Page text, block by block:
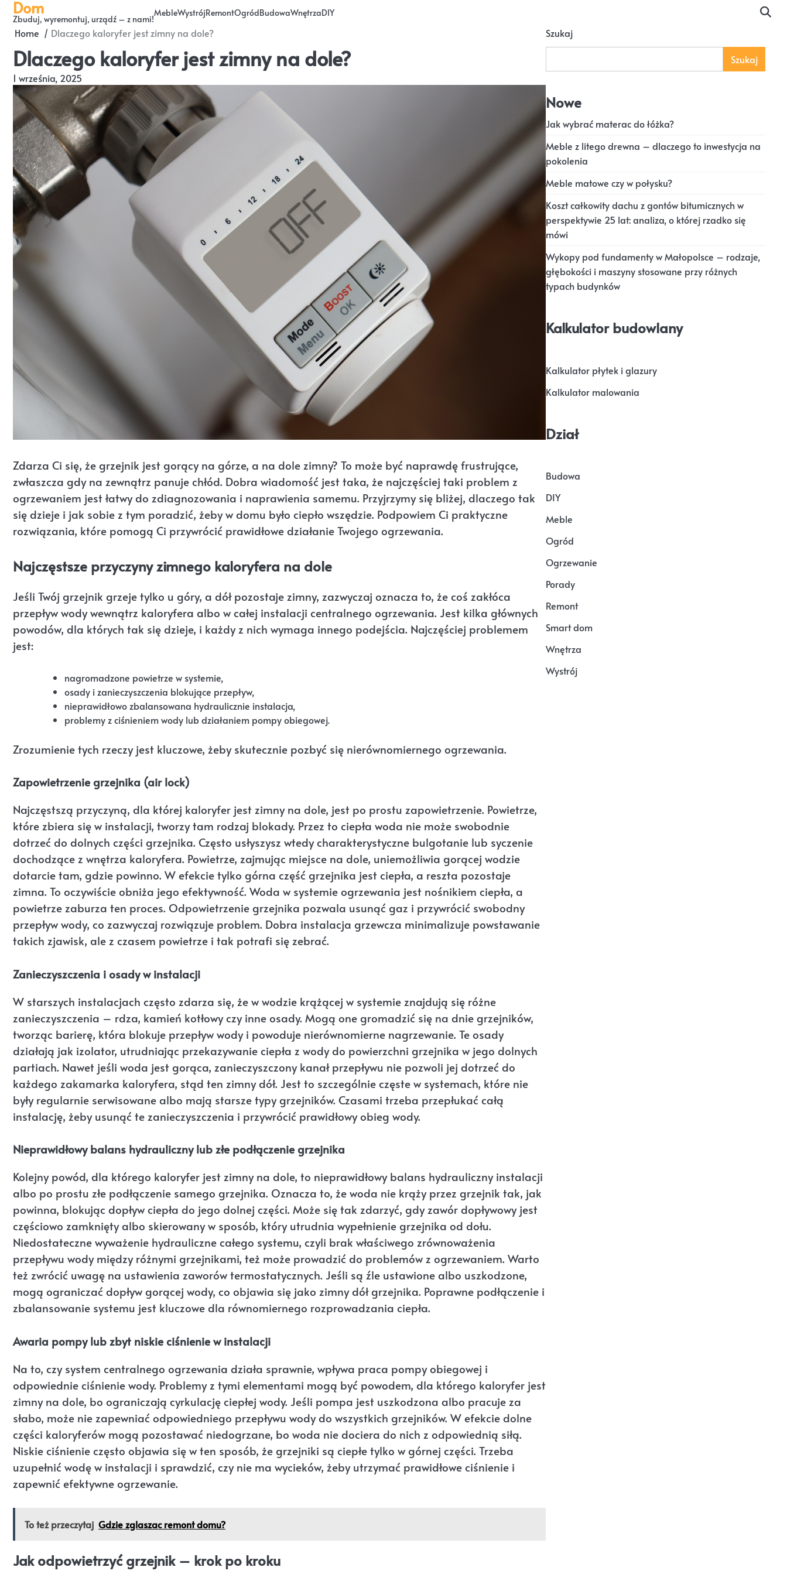
Skip
content
Dom
Zbuduj, wyremontuj, urządź – z nami!
MebleWystrójRemontOgródBudowaWnętrzaDIY
Home Dlaczego kaloryfer jest zimny na dole?
Dlaczego kaloryfer jest zimny na dole?
1 września, 2025
Zdarza Ci się, że grzejnik jest gorący na górze, a na dole zimny? To może być naprawdę frustrujące,
zwłaszcza gdy na zewnątrz panuje chłód. Dobra wiadomość jest taka, że najczęściej taki problem z
ogrzewaniem jest łatwy do zdiagnozowania i naprawienia samemu. Przyjrzymy się bliżej, dlaczego tak
się dzieje i jak sobie z tym poradzić, żeby w domu było ciepło wszędzie. Podpowiem Ci praktyczne
rozwiązania, które pomogą Ci przywrócić prawidłowe działanie Twojego ogrzewania.
Najczęstsze przyczyny zimnego kaloryfera na dole
Jeśli Twój grzejnik grzeje tylko u góry, a dół pozostaje zimny, zazwyczaj oznacza to, że coś zakłóca
przepływ wody wewnątrz kaloryfera albo w całej instalacji centralnego ogrzewania. Jest kilka głównych
powodów, dla których tak się dzieje, i każdy z nich wymaga innego podejścia. Najczęściej problemem
jest:
nagromadzone powietrze w systemie,
osady i zanieczyszczenia blokujące przepływ,
nieprawidłowo zbalansowana hydraulicznie instalacja,
problemy z ciśnieniem wody lub działaniem pompy obiegowej.
Zrozumienie tych rzeczy jest kluczowe, żeby skutecznie pozbyć się nierównomiernego ogrzewania.
Zapowietrzenie grzejnika (air lock)
Najczęstszą przyczyną, dla której kaloryfer jest zimny na dole, jest po prostu zapowietrzenie. Powietrze,
które zbiera się w instalacji, tworzy tam rodzaj blokady. Przez to ciepła woda nie może swobodnie
dotrzeć do dolnych części grzejnika. Często usłyszysz wtedy charakterystyczne bulgotanie lub syczenie
dochodzące z wnętrza kaloryfera. Powietrze, zajmując miejsce na dole, uniemożliwia gorącej wodzie
dotarcie tam, gdzie powinno. W efekcie tylko górna część grzejnika jest ciepła, a reszta pozostaje
zimna. To oczywiście obniża jego efektywność. Woda w systemie ogrzewania jest nośnikiem ciepła, a
powietrze zaburza ten proces. Odpowietrzenie grzejnika pozwala usunąć gaz i przywrócić swobodny
przepływ wody, co zazwyczaj rozwiązuje problem. Dobra instalacja grzewcza minimalizuje powstawanie
takich zjawisk, ale z czasem powietrze i tak potrafi się zebrać.
Zanieczyszczenia i osady w instalacji
W starszych instalacjach często zdarza się, że w wodzie krążącej w systemie znajdują się różne
zanieczyszczenia – rdza, kamień kotłowy czy inne osady. Mogą one gromadzić się na dnie grzejników,
tworząc barierę, która blokuje przepływ wody i powoduje nierównomierne nagrzewanie. Te osady
działają jak izolator, utrudniając przekazywanie ciepła z wody do powierzchni grzejnika w jego dolnych
partiach. Nawet jeśli woda jest gorąca, zanieczyszczony kanał przepływu nie pozwoli jej dotrzeć do
każdego zakamarka kaloryfera, stąd ten zimny dół. Jest to szczególnie częste w systemach, które nie
były regularnie serwisowane albo mają starsze typy grzejników. Czasami trzeba przepłukać całą
instalację, żeby usunąć te zanieczyszczenia i przywrócić prawidłowy obieg wody.
Nieprawidłowy balans hydrauliczny lub złe podłączenie grzejnika
Kolejny powód, dla którego kaloryfer jest zimny na dole, to nieprawidłowy balans hydrauliczny instalacji
albo po prostu złe podłączenie samego grzejnika. Oznacza to, że woda nie krąży przez grzejnik tak, jak
powinna, blokując dopływ ciepła do jego dolnej części. Może się tak zdarzyć, gdy zawór dopływowy jest
częściowo zamknięty albo skierowany w sposób, który utrudnia wypełnienie grzejnika od dołu.
Niedostateczne wyważenie hydrauliczne całego systemu, czyli brak właściwego zrównoważenia
przepływu wody między różnymi grzejnikami, też może prowadzić do problemów z ogrzewaniem. Warto
też zwrócić uwagę na ustawienia zaworów termostatycznych. Jeśli są źle ustawione albo uszkodzone,
mogą ograniczać dopływ gorącej wody, co objawia się jako zimny dół grzejnika. Poprawne podłączenie i
zbalansowanie systemu jest kluczowe dla równomiernego rozprowadzania ciepła.
Awaria pompy lub zbyt niskie ciśnienie w instalacji
Na to, czy system centralnego ogrzewania działa sprawnie, wpływa praca pompy obiegowej i
odpowiednie ciśnienie wody. Problemy z tymi elementami mogą być powodem, dla którego kaloryfer jest
zimny na dole, bo ograniczają cyrkulację ciepłej wody. Jeśli pompa jest uszkodzona albo pracuje za
słabo, może nie zapewniać odpowiedniego przepływu wody do wszystkich grzejników. W efekcie dolne
części kaloryferów mogą pozostawać niedogrzane, bo woda nie dociera do nich z odpowiednią siłą.
Niskie ciśnienie często objawia się w ten sposób, że grzejniki są ciepłe tylko w górnej części. Trzeba
uzupełnić wodę w instalacji i sprawdzić, czy nie ma wycieków, żeby utrzymać prawidłowe ciśnienie i
zapewnić efektywne ogrzewanie.
To też przeczytaj Gdzie zglaszac remont domu?
Jak odpowietrzyć grzejnik – krok po kroku
Szukaj
Szukaj
Nowe
Jak wybrać materac do łóżka?
Meble z litego drewna – dlaczego to inwestycja na
pokolenia
Meble matowe czy w połysku?
Koszt całkowity dachu z gontów bitumicznych w
perspektywie 25 lat: analiza, o której rzadko się
mówi
Wykopy pod fundamenty w Małopolsce – rodzaje,
głębokości i maszyny stosowane przy różnych
typach budynków
Kalkulator budowlany
Kalkulator płytek i glazury
Kalkulator malowania
Dział
Budowa
DIY
Meble
Ogród
Ogrzewanie
Porady
Remont
Smart dom
Wnętrza
Wystrój